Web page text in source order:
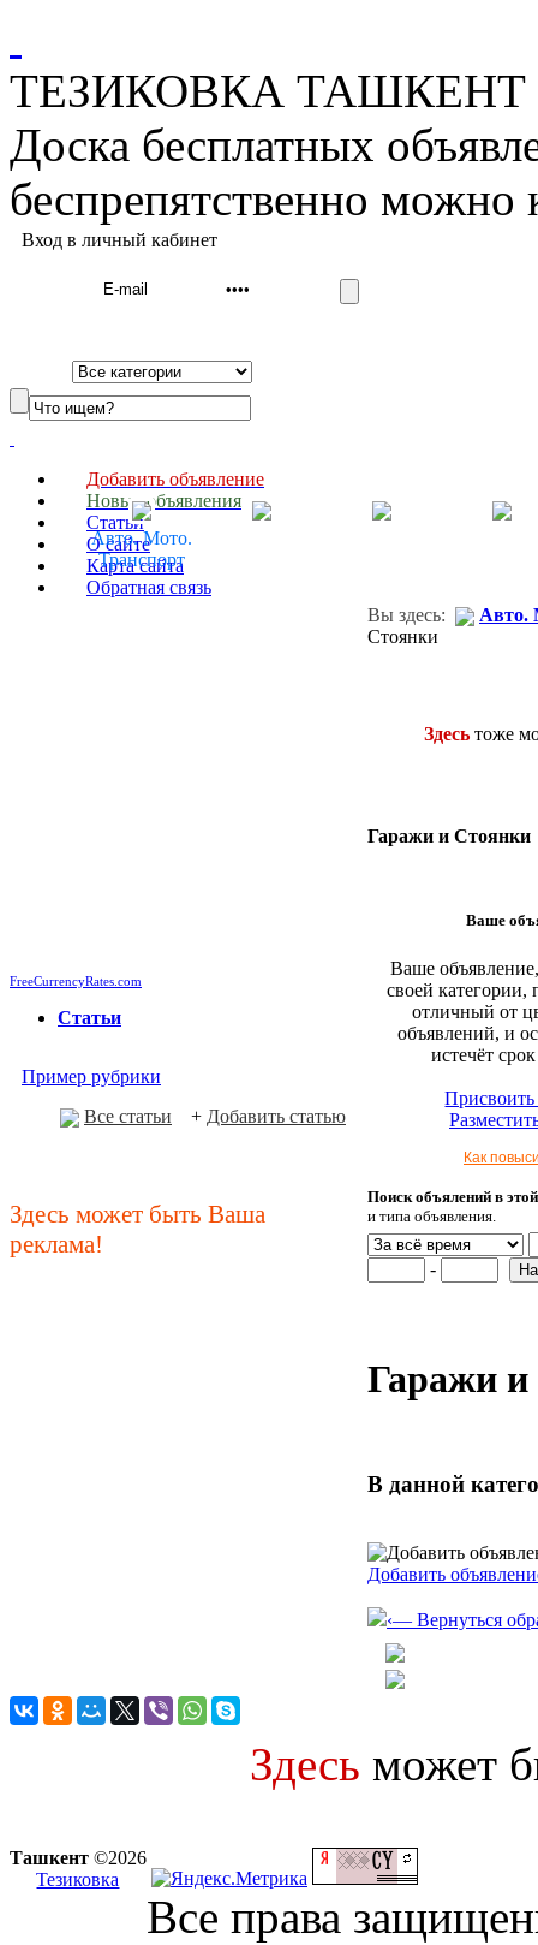
ТЕЗИКОВКА ТАШКЕНТ
Доска бесплатных
беспрепятственно
Вход в личный кабинет
Добавить объявление
Новые объявления
Cтатьи
О сайте
Карта сайта
Обратная связь
Авто. Мото.
Транспорт
FreeCurrencyRates.com
Cтатьи
Пример рубрики
Все статьи + Добавить статью
Здесь может быть Ваша
реклама!
Вы здесь:
Авто.
Стоянки
Здесь тоже
Гаражи и Стоянки
Ваше
Ваше
своей категории,
отличный от
объявлений, и
истечёт
Присвоить
Как
Поиск объялений в
и типа объявления.
-
Гаражи
В данной
Добавить
‹— Вернуться
Здесь может
Ташкент ©2026
Тезиковка
Все права